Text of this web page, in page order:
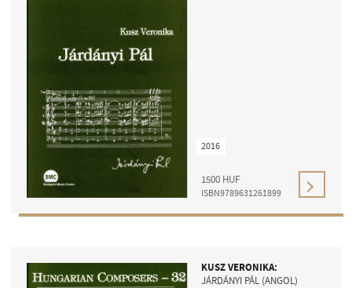
1500 HUF
ISBN9789631261899
2016
KUSZ VERONIKA:
JÁRDÁNYI PÁL (ANGOL)